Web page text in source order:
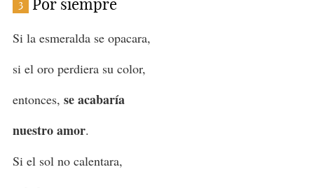
3
Si la esmeralda se opacara,
si el oro perdiera su color,
entonces, se acabaría
nuestro amor.
Si el sol no calentara,